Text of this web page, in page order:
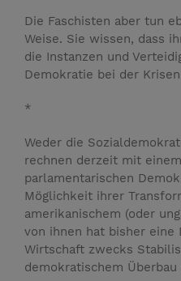
Die Faschisten aber tun
Weise. Sie wissen, dass
die Instanzen und
Demokratie bei der
*
Weder die
rechnen derzeit mit
parlamentarischen
Möglichkeit ihrer
amerikanischem (oder
von ihnen hat bisher eine
Wirtschaft zwecks
demokratischem Überbau